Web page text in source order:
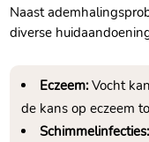
Naast
diverse
Eczeem:Vocht
de kans op eczeem
Schimmelinfecties: